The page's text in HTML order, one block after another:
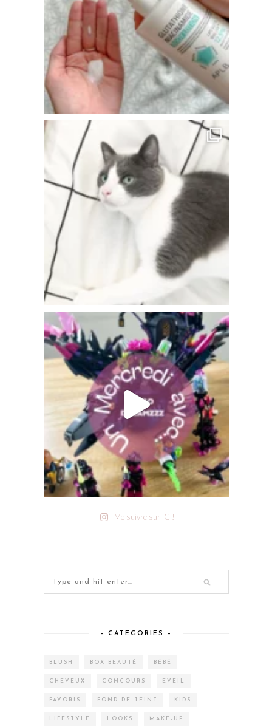
Me suivre sur IG !
– CATEGORIES –
BLUSH BOX BEAUTÉ BÉBÉ
CHEVEUX CONCOURS EVEIL
FAVORIS FOND DE TEINT KIDS
LIFESTYLE LOOKS MAKE-UP